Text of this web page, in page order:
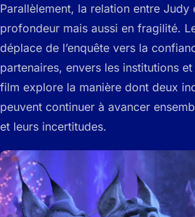
Parallèlement, la relation entre Judy
profondeur mais aussi en fragilité.
déplace de l’enquête vers la
partenaires, envers les institutions
film explore la manière dont deux
peuvent continuer à avancer
et leurs incertitudes.